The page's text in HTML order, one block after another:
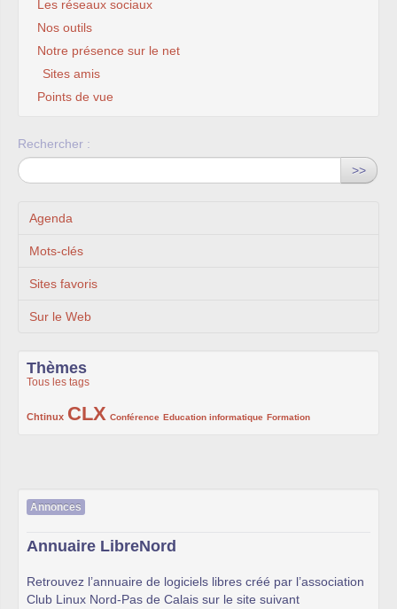
Les réseaux sociaux
Nos outils
Notre présence sur le net
Sites amis
Points de vue
Rechercher :
>>
Agenda
Mots-clés
Sites favoris
Sur le Web
Thèmes
Tous les tags
Chtinux
222/1002CLX
1002/1002 Conférence
132/1002 Education informatique
119/1002 Formation
168/1002
Annonces
Annuaire LibreNord
Retrouvez l’annuaire de logiciels libres créé par l’association
Club Linux Nord-Pas de Calais sur le site suivant